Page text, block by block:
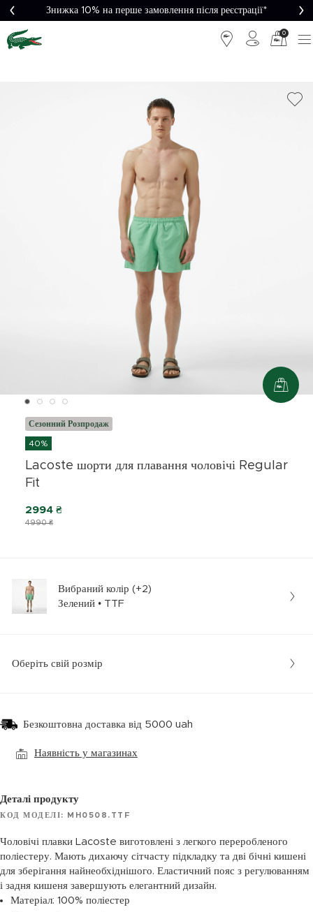
Знижка 10% на перше замовлення після реєстрації*
0
Сезонний Розпродаж
40%
Lacoste шорти для плавання чоловічі Regular
Fit
4990 ₴
2994 ₴
Вибраний колір (+2)
Зелений • TTF
Оберіть свій розмір
Безкоштовна доставка від 5000 uah
Наявність у магазинах
Деталі продукту
КОД МОДЕЛІ: MH0508.TTF
Чоловічі плавки Lacoste виготовлені з легкого переробленого
поліестеру. Мають дихаючу сітчасту підкладку та дві бічні кишені
для зберігання найнеобхіднішого. Еластичний пояс з регулюванням
і задня кишеня завершують елегантний дизайн.
Матеріал: 100% поліестер
Безкоштовна
доставка від
5000₴*